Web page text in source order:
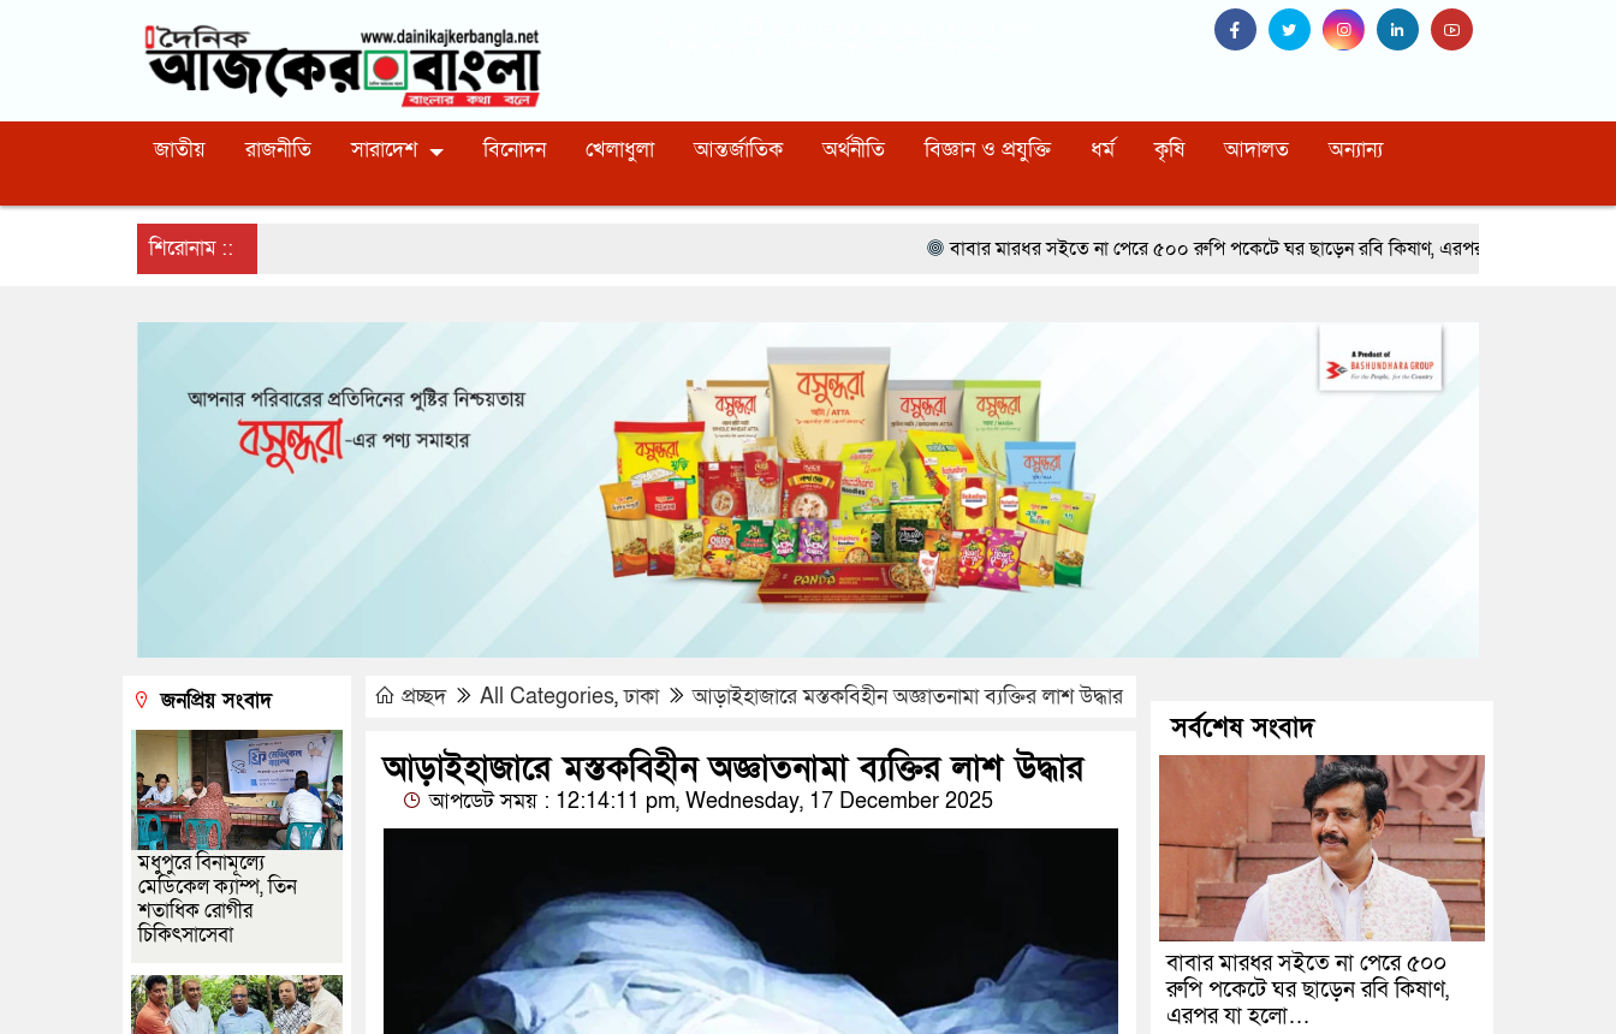
জাতীয় রাজনীতি সারাদেশ বিনোদন খেলাধুলা আন্তর্জাতিক অর্থনীতি বিজ্ঞান ও প্রযুক্তি ধর্ম কৃষি আদালত অন্যান্য
শিরোনাম :: বাবার মারধর সইতে না পেরে ৫০০ রুপি পকেটে ঘর ছাড়েন রবি কিষাণ, এরপর যা হলো… নাইটক্লাবে মারামারি
প্রচ্ছদ All Categories,ঢাকা আড়াইহাজারে মস্তকবিহীন অজ্ঞাতনামা ব্যক্তির লাশ উদ্ধার
আড়াইহাজারে মস্তকবিহীন অজ্ঞাতনামা ব্যক্তির লাশ উদ্ধার
আপডেট সময় : 12:14:11 pm, Wednesday, 17 December 2025
জনপ্রিয় সংবাদ
মধুপুরে বিনামূল্যে
মেডিকেল ক্যাম্প, তিন
শতাধিক রোগীর
চিকিৎসাসেবা
সর্বশেষ সংবাদ
বাবার মারধর সইতে না পেরে ৫০০
রুপি পকেটে ঘর ছাড়েন রবি কিষাণ,
এরপর যা হলো…